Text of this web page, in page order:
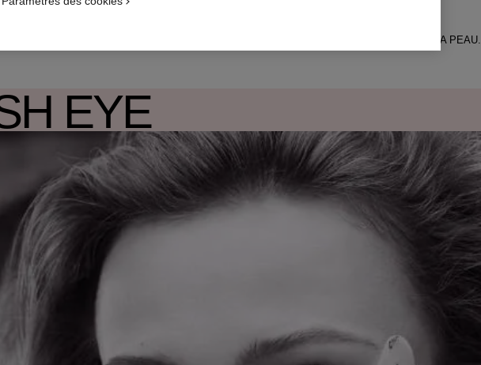
ANTI-ÂGE AUX FORMULES HAUTE PERFORMANCE POUR LISSER ET RAFFERMIR LA PEAU.
EYE